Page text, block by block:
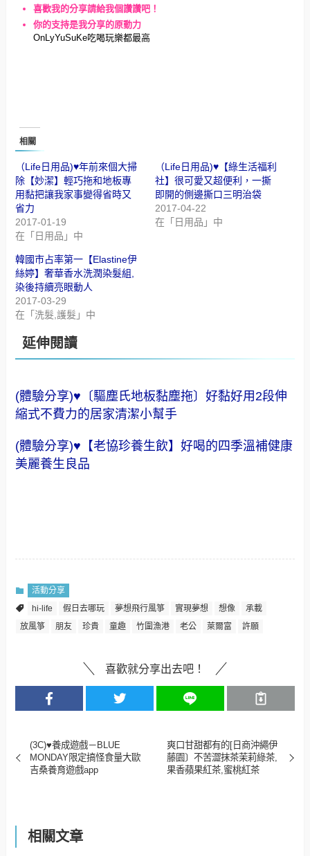
喜歡我的分享請給我個讚讚吧！
你的支持是我分享的原動力
OnLyYuSuKe吃喝玩樂都最高
相關
（Life日用品)♥年前來個大掃
除【妙潔】輕巧拖和地板專
用黏把讓我家事變得省時又
省力
2017-01-19
在「日用品」中
（Life日用品)♥【綠生活福利
社】很可愛又超便利，一撕
即開的側邊撕口三明治袋
2017-04-22
在「日用品」中
韓國市占率第一【Elastine伊
絲婷】奢華香水洗潤染髮組,
染後持續亮眼動人
2017-03-29
在「洗髮,護髮」中
延伸閱讀
(體驗分享)♥〔驅塵氏地板黏塵拖〕好黏好用2段伸
縮式不費力的居家清潔小幫手
(體驗分享)♥【老協珍養生飲】好喝的四季溫補健康
美麗養生良品
活動分享
hi-life
假日去哪玩 夢想飛行風箏 實現夢想 想像
承載
放風箏
朋友 珍貴 童趣 竹圍漁港 老公 萊爾富 許願
喜歡就分享出去吧！
(3C)♥養成遊戲－BLUE
MONDAY限定搞怪食量大歐
吉桑養育遊戲app
爽口甘甜都有的[日商沖繩伊
藤園〕不苦澀抹茶茉莉綠茶,
果香蘋果紅茶,蜜桃紅茶
相關文章